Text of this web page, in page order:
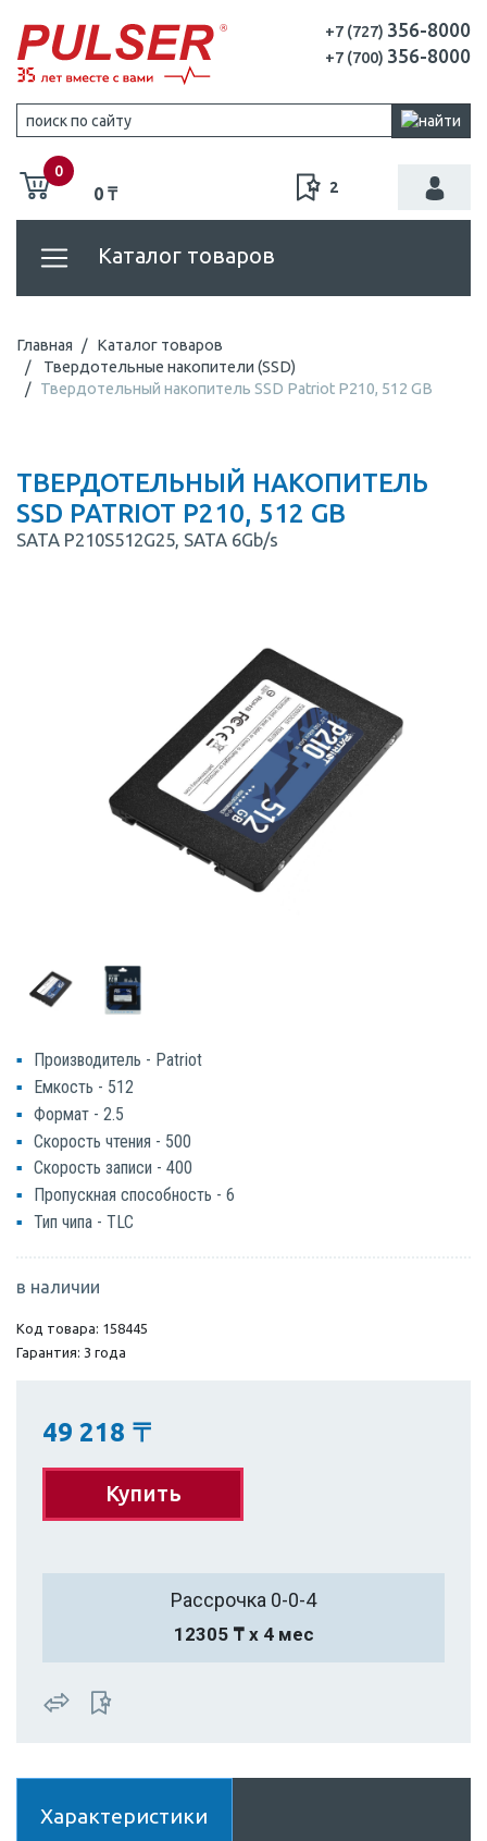
+7 (727) 356-8000
+7 (700) 356-8000
0
0 ₸ 2
Каталог товаров
Главная
Каталог товаров
Твердотельные накопители (SSD)
Твердотельный накопитель SSD Patriot P210, 512 GB
ТВЕРДОТЕЛЬНЫЙ НАКОПИТЕЛЬ
SSD PATRIOT P210, 512 GB
SATA P210S512G25, SATA 6Gb/s
Производитель - Patriot
Емкость - 512
Формат - 2.5
Скорость чтения - 500
Скорость записи - 400
Пропускная способность - 6
Тип чипа - TLC
в наличии
Код товара: 158445
Гарантия: 3 года
49 218 〒
Купить
Рассрочка 0-0-4
12305 ₸ х 4 мес
Характеристики